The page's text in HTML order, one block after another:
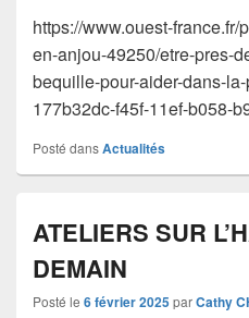
https://www.ouest-
en-anjou-49250/etre-pres-
bequille-pour-aider-dans-
177b32dc-f45f-11ef-b058-
Posté dansActualités
ATELIERS SUR
DEMAIN
Posté le 6 février 2025parCathy